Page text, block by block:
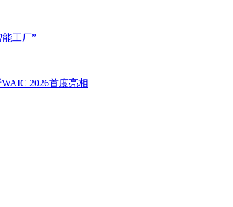
工厂”
2026首度亮相